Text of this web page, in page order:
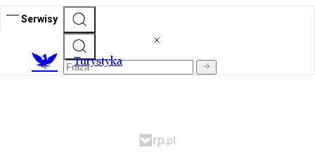
Serwisy
Turystyka